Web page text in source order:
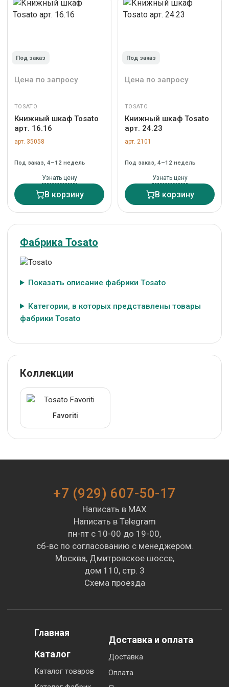
Под заказ
Цена по запросу
TOSATO
Книжный шкаф Tosato
арт. 16.16
арт. 35058
Под заказ, 4–12 недель
Узнать цену
В корзину
Под заказ
Цена по запросу
TOSATO
Книжный шкаф Tosato
арт. 24.23
арт. 2101
Под заказ, 4–12 недель
Узнать цену
В корзину
Фабрика Tosato
Показать описание фабрики Tosato
Категории, в которых представлены товары
фабрики Tosato
Коллекции
Favoriti
+7 (929) 607-50-17
Написать в MAX
Написать в Telegram
пн-пт с 10-00 до 19-00,
сб-вс по согласованию с менеджером.
Москва, Дмитровское шоссе,
дом 110, стр. 3
Схема проезда
Главная
Каталог
Каталог товаров
Доставка и оплата
Доставка
Оплата